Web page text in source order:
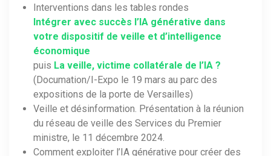
Interventions dans les tables rondes
Intégrer avec succès l’IA générative dans
votre dispositif de veille et d’intelligence
économique
puis La veille, victime collatérale de l’IA ?
(Documation/I-Expo le 19 mars au parc des
expositions de la porte de Versailles)
Veille et désinformation. Présentation à la réunion
du réseau de veille des Services du Premier
ministre, le 11 décembre 2024.
Comment exploiter l’IA générative pour créer des